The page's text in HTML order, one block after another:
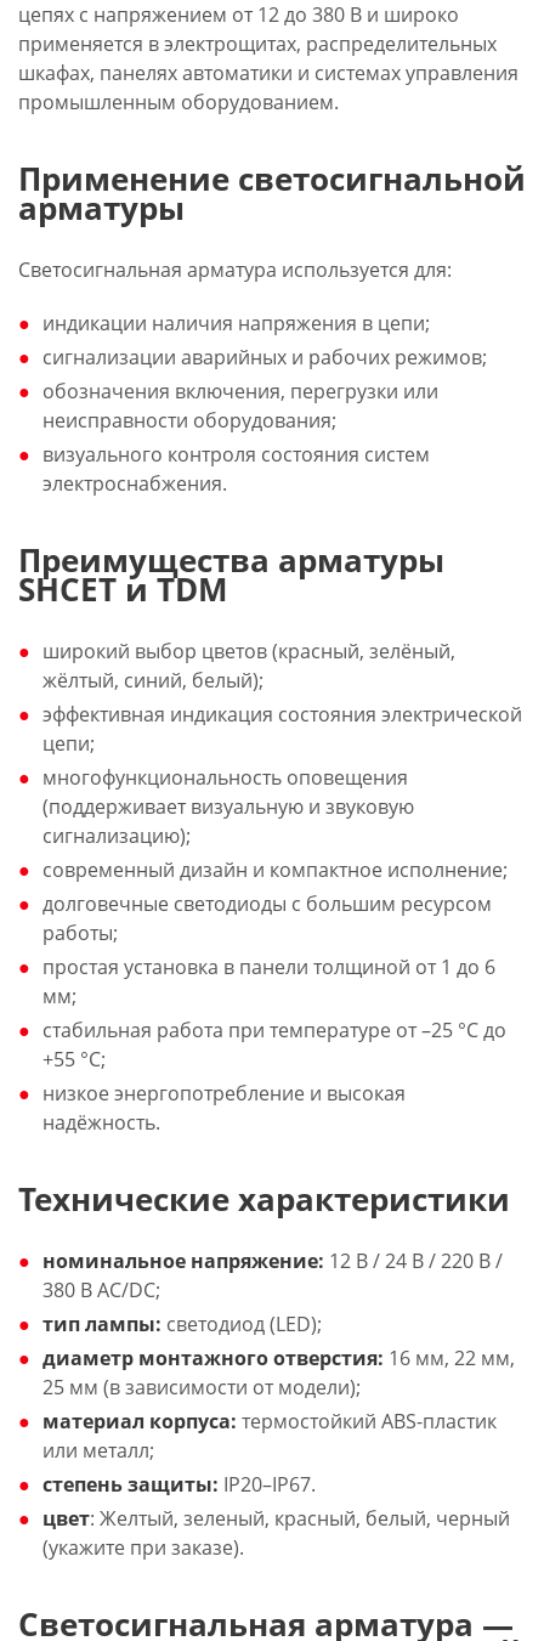
цепях с напряжением от 12 до 380 В и широко
применяется в электрощитах, распределительных
шкафах, панелях автоматики и системах управления
промышленным оборудованием.
Применение светосигнальной
арматуры
Светосигнальная арматура используется для:
индикации наличия напряжения в цепи;
сигнализации аварийных и рабочих режимов;
обозначения включения, перегрузки или
неисправности оборудования;
визуального контроля состояния систем
электроснабжения.
Преимущества арматуры
SHCET и TDM
широкий выбор цветов (красный, зелёный,
жёлтый, синий, белый);
эффективная индикация состояния электрической
цепи;
многофункциональность оповещения
(поддерживает визуальную и звуковую
сигнализацию);
современный дизайн и компактное исполнение;
долговечные светодиоды с большим ресурсом
работы;
простая установка в панели толщиной от 1 до 6
мм;
стабильная работа при температуре от –25 °С до
+55 °С;
низкое энергопотребление и высокая
надёжность.
Технические характеристики
номинальное напряжение: 12 В / 24 В / 220 В /
380 В AC/DC;
тип лампы: светодиод (LED);
диаметр монтажного отверстия: 16 мм, 22 мм,
25 мм (в зависимости от модели);
материал корпуса: термостойкий ABS-пластик
или металл;
степень защиты: IP20–IP67.
цвет: Желтый, зеленый, красный, белый, черный
(укажите при заказе).
Светосигнальная арматура —